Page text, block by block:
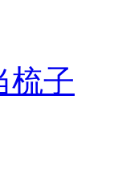
梳子